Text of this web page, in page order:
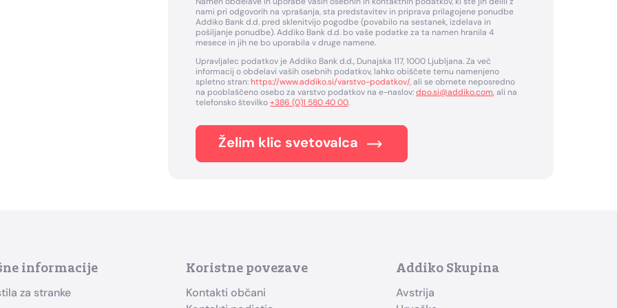
nami pri odgovorih na vprašanja, sta predstavitev in priprava prilagojene ponudbe
Addiko Bank d.d. pred sklenitvijo pogodbe (povabilo na sestanek, izdelava in
pošiljanje ponudbe). Addiko Bank d.d. bo vaše podatke za ta namen hranila 4
mesece in jih ne bo uporabila v druge namene.
Upravljalec podatkov je Addiko Bank d.d., Dunajska 117, 1000 Ljubljana. Za več
informacij o obdelavi vaših osebnih podatkov, lahko obiščete temu namenjeno
spletno stran:https://www.addiko.si/varstvo-podatkov/, ali se obrnete neposredno
na pooblaščeno osebo za varstvo podatkov na e-naslov:dpo.si@addiko.com, ali na
telefonsko številko+386 (0)1 580 40 00.
Želim klic svetovalca
informacije
za stranke
Koristne povezave
Kontakti občani
Addiko Skupina
Avstrija